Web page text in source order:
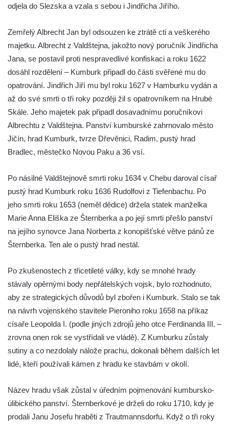
odjela do Slezska a vzala s sebou i Jindřicha Jiřího.
Zemřelý Albrecht Jan byl odsouzen ke ztrátě cti a veškerého
majetku. Albrecht z Valdštejna, jakožto nový poručník Jindřicha
Jana, se postavil proti nespravedlivé konfiskaci a roku 1622
dosáhl rozdělení – Kumburk připadl do části svěřené mu do
opatrování. Jindřich Jiří mu byl roku 1627 v Hamburku vydán a
až do své smrti o tři roky později žil s opatrovníkem na Hrubé
Skále. Jeho majetek pak připadl dosavadnímu poručníkovi
Albrechtu z Valdštejna. Panství kumburské zahrnovalo město
Jičín, hrad Kumburk, tvrze Dřevěnici, Radim, pustý hrad
Bradlec, městečko Novou Paku a 36 vsí.
Po násilné Valdštejnově smrti roku 1634 v Chebu daroval císař
pustý hrad Kumburk roku 1636 Rudolfovi z Tiefenbachu. Po
jeho smrti roku 1653 (neměl dědice) držela statek manželka
Marie Anna Eliška ze Šternberka a po její smrti přešlo panství
na jejího synovce Jana Norberta z konopišťské větve pánů ze
Šternberka. Ten ale o pustý hrad nestál.
Po zkušenostech z třicetileté války, kdy se mnohé hrady
stávaly opěrnými body nepřátelských vojsk, bylo rozhodnuto,
aby ze strategických důvodů byl zbořen i Kumburk. Stalo se tak
na návrh vojenského stavitele Pieroniho roku 1658 na příkaz
císaře Leopolda I. (podle jiných zdrojů jeho otce Ferdinanda III. –
zrovna onen rok se vystřídali ve vládě). Z Kumburku zůstaly
sutiny a co nezdolaly nálože prachu, dokonali během dalších let
lidé, kteří používali kámen z hradu ke stavbám v okolí.
Název hradu však zůstal v úředním pojmenování kumbursko-
úlibického panství. Šternberkové je drželi do roku 1710, kdy je
prodali Janu Josefu hraběti z Trautmannsdorfu. Když o tři roky